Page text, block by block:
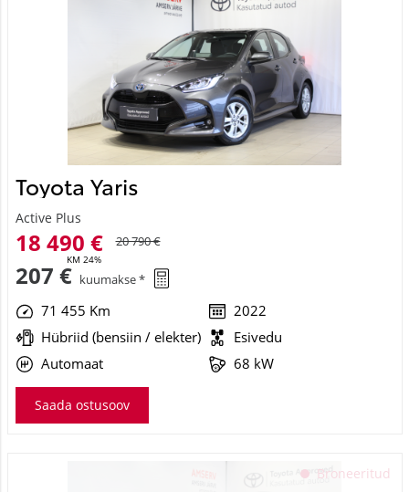
See veebileht kasutab küpsiseid
Toyota Yaris
Active Plus
18 490 €
KM 24%
20 790 €
207 € kuumakse *
71 455 Km
2022
Hübriid (bensiin / elekter)
Esivedu
Automaat
68 kW
Saada ostusoov
Broneeritud